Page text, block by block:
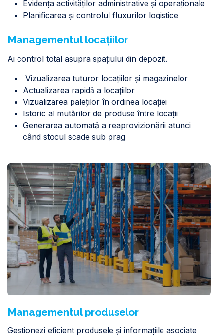
Evidența activităților administrative și operaționale
Planificarea și controlul fluxurilor logistice
Managementul locațiilor
Ai control total asupra spațiului din depozit.
Vizualizarea tuturor locațiilor și magazinelor
Actualizarea rapidă a locațiilor
Vizualizarea paleților în ordinea locației
Istoric al mutărilor de produse între locații
Generarea automată a reaprovizionării atunci
când stocul scade sub prag
Managementul produselor
Gestionezi eficient produsele și informațiile asociate